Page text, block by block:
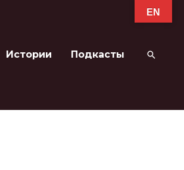
Истории Подкасты Поиск
EN